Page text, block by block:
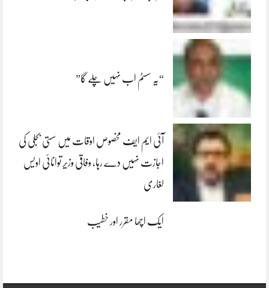
“یہ سسٹم اب نہیں چلے گا”
آئی ایم ایف مخصوص اوقات میں سستی بجلی کی
اجازت نہیں دے رہا، وفاقی وزیر توانائی اویس
لغاری
ایک اچھا مقرر اور خطیب